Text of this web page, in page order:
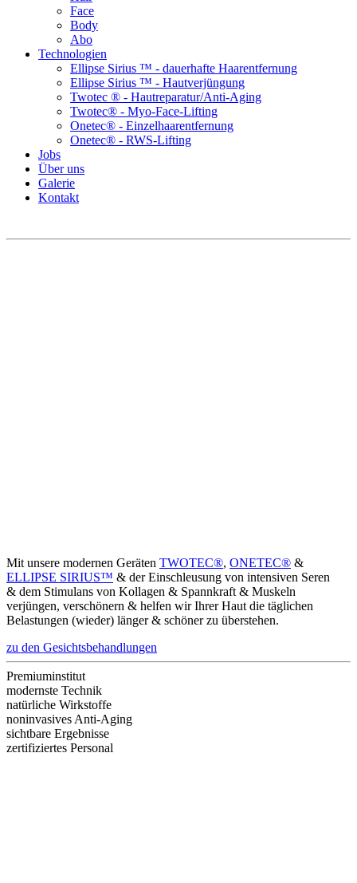
Face
Body
Abo
Technologien
Ellipse Sirius ™ - dauerhafte Haarentfernung
Ellipse Sirius ™ - Hautverjüngung
Twotec ® - Hautreparatur/Anti-Aging
Twotec® - Myo-Face-Lifting
Onetec® - Einzelhaarentfernung
Onetec® - RWS-Lifting
Jobs
Über uns
Galerie
Kontakt
Mit unsere modernen Geräten TWOTEC®, ONETEC® &
ELLIPSE SIRIUS™ & der Einschleusung von intensiven Seren
& dem Stimulans von Kollagen & Spannkraft & Muskeln
verjüngen, verschönern & helfen wir Ihrer Haut die täglichen
Belastungen (wieder) länger & schöner zu überstehen.
zu den Gesichtsbehandlungen
Premiuminstitut
modernste Technik
natürliche Wirkstoffe
noninvasives Anti-Aging
sichtbare Ergebnisse
zertifiziertes Personal